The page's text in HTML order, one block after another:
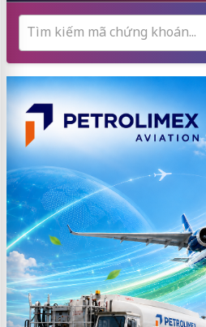
Tìm kiếm mã chứng khoán...